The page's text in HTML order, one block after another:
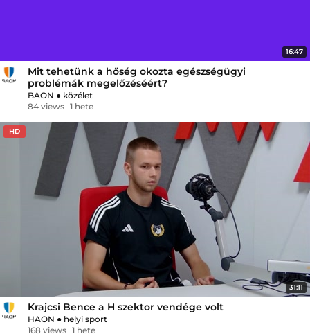
16:47
Mit tehetünk a hőség okozta egészségügyi
problémák megelőzéséért?
BAON ● közélet
84 views 1 hete
HD
31:11
Krajcsi Bence a H szektor vendége volt
HAON ● helyi sport
168 views 1 hete